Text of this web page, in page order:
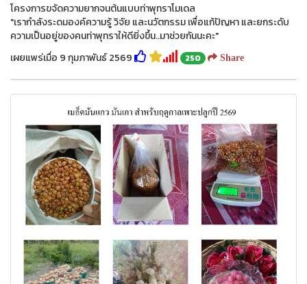
โครงการขจัดความยากจนต้นแบบท่าพุทราโมเดล
"เรากำลังระดมองค์ความรู้ วิจัย และนวัตกรรม เพื่อแก้ปัญหา และยกระดับ
ความเป็นอยู่ของคนท่าพุทราให้ดียิ่งขึ้น..มาช่วยกันนะคะ"
เผยแพร่เมื่อ 9 กุมภาพันธ์ 2569
250 Share